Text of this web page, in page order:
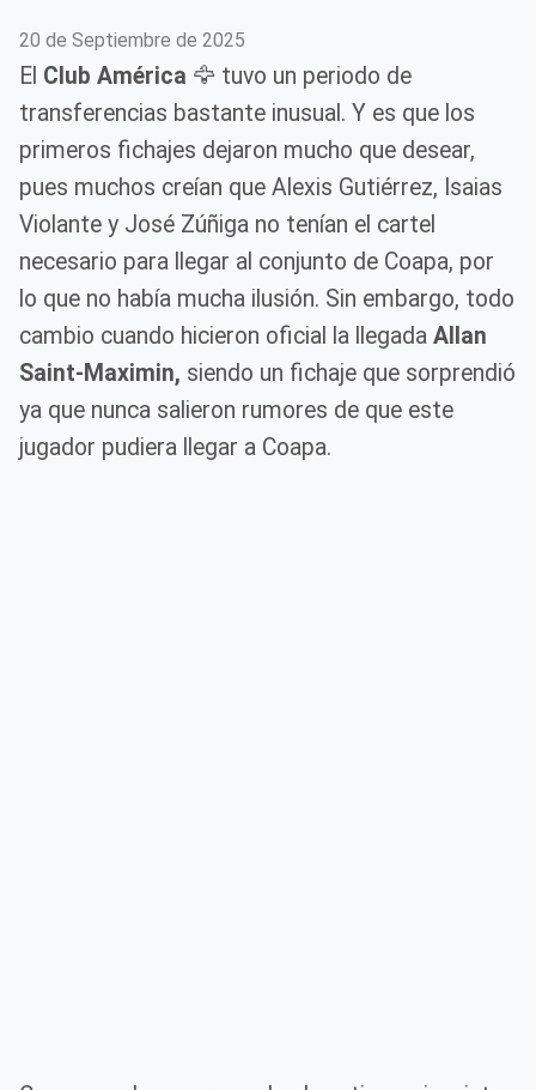
20 de Septiembre de 2025
El Club América 🦅 tuvo un periodo de
transferencias bastante inusual. Y es que los
primeros fichajes dejaron mucho que desear,
pues muchos creían que Alexis Gutiérrez, Isaias
Violante y José Zúñiga no tenían el cartel
necesario para llegar al conjunto de Coapa, por
lo que no había mucha ilusión. Sin embargo, todo
cambio cuando hicieron oficial la llegada Allan
Saint-Maximin, siendo un fichaje que sorprendió
ya que nunca salieron rumores de que este
jugador pudiera llegar a Coapa.